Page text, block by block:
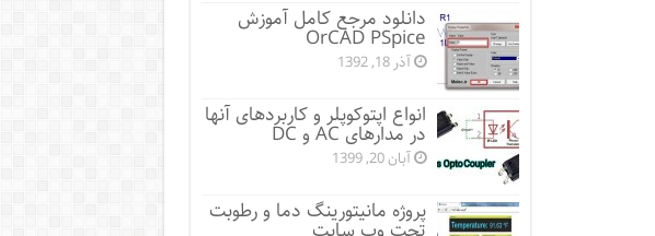
دانلود مرجع کامل آموزش
OrCAD PSpice
آذر 18, 1392
انواع اپتوکوپلر و کاربردهای آنها
در مدارهای AC و DC
آبان 20, 1399
پروژه مانيتورينگ دما و رطوبت